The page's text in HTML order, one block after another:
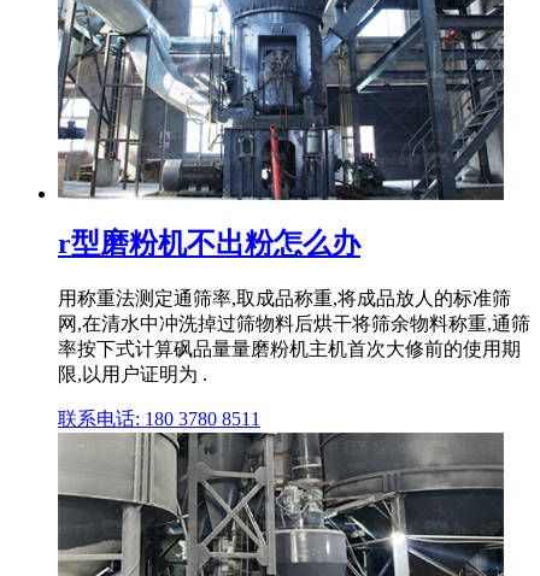
r型磨粉机不出粉怎么办
用称重法测定通筛率,取成品称重,将成品放人的标准筛
网,在清水中冲洗掉过筛物料后烘干将筛余物料称重,通筛
率按下式计算砜品量量磨粉机主机首次大修前的使用期
限,以用户证明为 .
联系电话: 180 3780 8511